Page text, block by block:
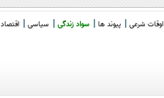
اوقات شرعی پیوند ها سواد زندگی سیاسی اقتصاد